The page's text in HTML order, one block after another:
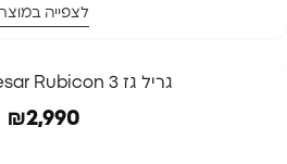
לצפייה במוצר
גריל גז Caesar Rubicon 3 רוביקון
₪2,990